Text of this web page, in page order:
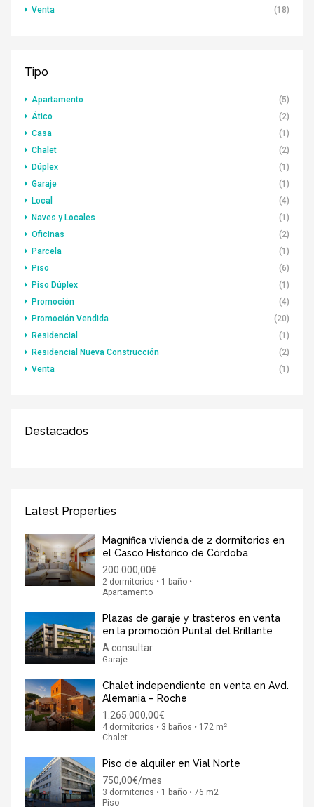
Venta
(18)
Tipo
Apartamento
(5)
Ático
(2)
Casa
(1)
Chalet
(2)
Dúplex
(1)
Garaje
(1)
Local
(4)
Naves y Locales
(1)
Oficinas
(2)
Parcela
(1)
Piso
(6)
Piso Dúplex
(1)
Promoción
(4)
Promoción Vendida
(20)
Residencial
(1)
Residencial Nueva Construcción
(2)
Venta
(1)
Destacados
Latest Properties
Magnífica vivienda de 2 dormitorios en
el Casco Histórico de Córdoba
200.000,00€
2 dormitorios • 1 baño •
Apartamento
Plazas de garaje y trasteros en venta
en la promoción Puntal del Brillante
A consultar
Garaje
Chalet independiente en venta en Avd.
Alemania – Roche
1.265.000,00€
4 dormitorios • 3 baños • 172 m²
Chalet
Piso de alquiler en Vial Norte
750,00€/mes
3 dormitorios • 1 baño • 76 m2
Piso